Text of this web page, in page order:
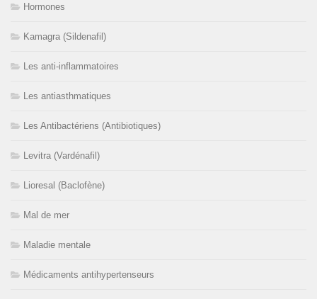
Hormones
Kamagra (Sildenafil)
Les anti-inflammatoires
Les antiasthmatiques
Les Antibactériens (Antibiotiques)
Levitra (Vardénafil)
Lioresal (Baclofène)
Mal de mer
Maladie mentale
Médicaments antihypertenseurs